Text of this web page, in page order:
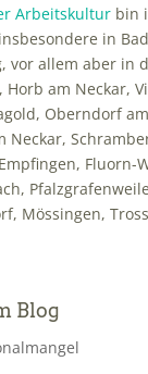
Arbeitskulturbin
in
vor allem aber in
Horb am Neckar,
Oberndorf
Neckar,
Fluorn-
Mössingen,
Blog